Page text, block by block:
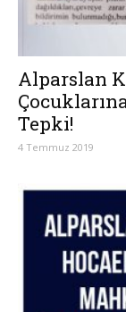
Alparslan
Tepki!
4 Temmuz 2019